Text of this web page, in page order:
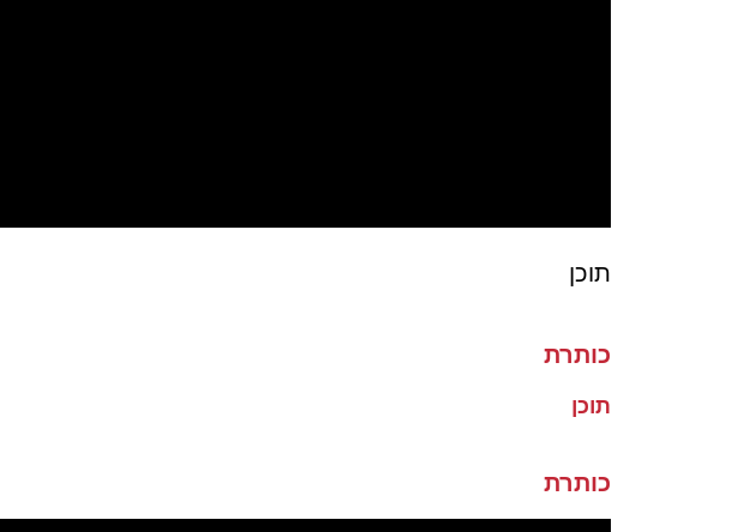
תוכן
כותרת
תוכן
כותרת